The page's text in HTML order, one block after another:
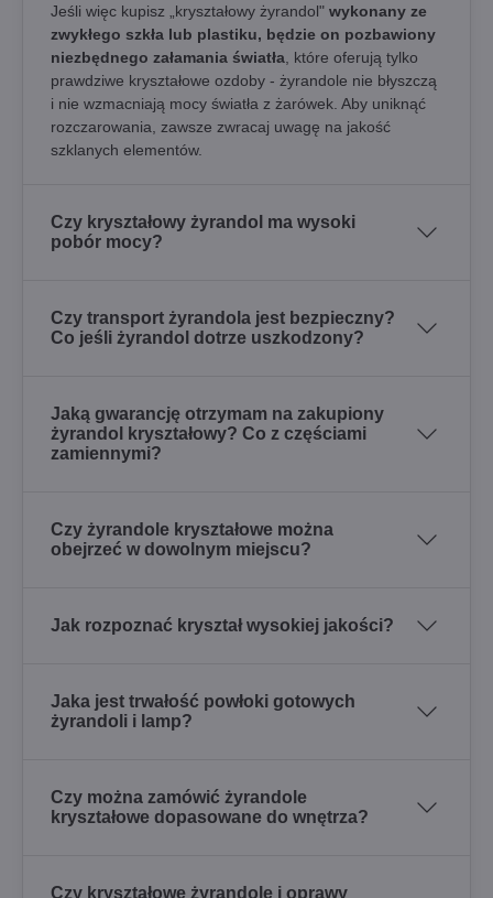
Jeśli więc kupisz „kryształowy żyrandol" wykonany ze
zwykłego szkła lub plastiku, będzie on pozbawiony
niezbędnego załamania światła , które oferują tylko
prawdziwe kryształowe ozdoby - żyrandole nie błyszczą
i nie wzmacniają mocy światła z żarówek. Aby uniknąć
rozczarowania, zawsze zwracaj uwagę na jakość
szklanych elementów.
Czy kryształowy żyrandol ma wysoki
pobór mocy?
Czy transport żyrandola jest bezpieczny?
Co jeśli żyrandol dotrze uszkodzony?
Jaką gwarancję otrzymam na zakupiony
żyrandol kryształowy? Co z częściami
zamiennymi?
Czy żyrandole kryształowe można
obejrzeć w dowolnym miejscu?
Jak rozpoznać kryształ wysokiej jakości?
Jaka jest trwałość powłoki gotowych
żyrandoli i lamp?
Czy można zamówić żyrandole
kryształowe dopasowane do wnętrza?
Czy kryształowe żyrandole i oprawy